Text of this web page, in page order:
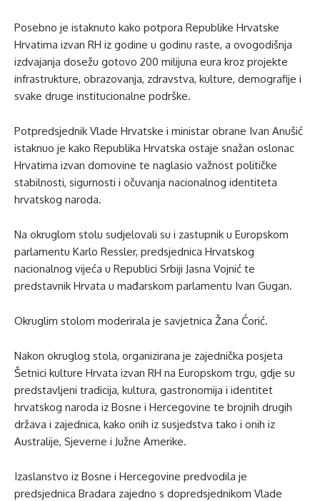
Posebno je istaknuto kako potpora Republike Hrvatske
Hrvatima izvan RH iz godine u godinu raste, a ovogodišnja
izdvajanja dosežu gotovo 200 milijuna eura kroz projekte
infrastrukture, obrazovanja, zdravstva, kulture, demografije i
svake druge institucionalne podrške.
Potpredsjednik Vlade Hrvatske i ministar obrane Ivan Anušić
istaknuo je kako Republika Hrvatska ostaje snažan oslonac
Hrvatima izvan domovine te naglasio važnost političke
stabilnosti, sigurnosti i očuvanja nacionalnog identiteta
hrvatskog naroda.
Na okruglom stolu sudjelovali su i zastupnik u Europskom
parlamentu Karlo Ressler, predsjednica Hrvatskog
nacionalnog vijeća u Republici Srbiji Jasna Vojnić te
predstavnik Hrvata u mađarskom parlamentu Ivan Gugan.
Okruglim stolom moderirala je savjetnica Žana Ćorić.
Nakon okruglog stola, organizirana je zajednička posjeta
Šetnici kulture Hrvata izvan RH na Europskom trgu, gdje su
predstavljeni tradicija, kultura, gastronomija i identitet
hrvatskog naroda iz Bosne i Hercegovine te brojnih drugih
država i zajednica, kako onih iz susjedstva tako i onih iz
Australije, Sjeverne i Južne Amerike.
Izaslanstvo iz Bosne i Hercegovine predvodila je
predsjednica Bradara zajedno s dopredsjednikom Vlade